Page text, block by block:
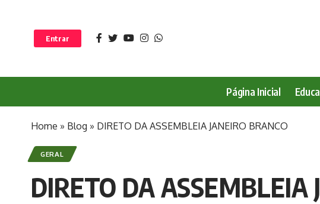
Entrar
Página Inicial
Home » Blog » DIRETO DA ASSEMBLEIA JANEIRO BRANCO
GERAL
DIRETO DA ASSEMBLEIA